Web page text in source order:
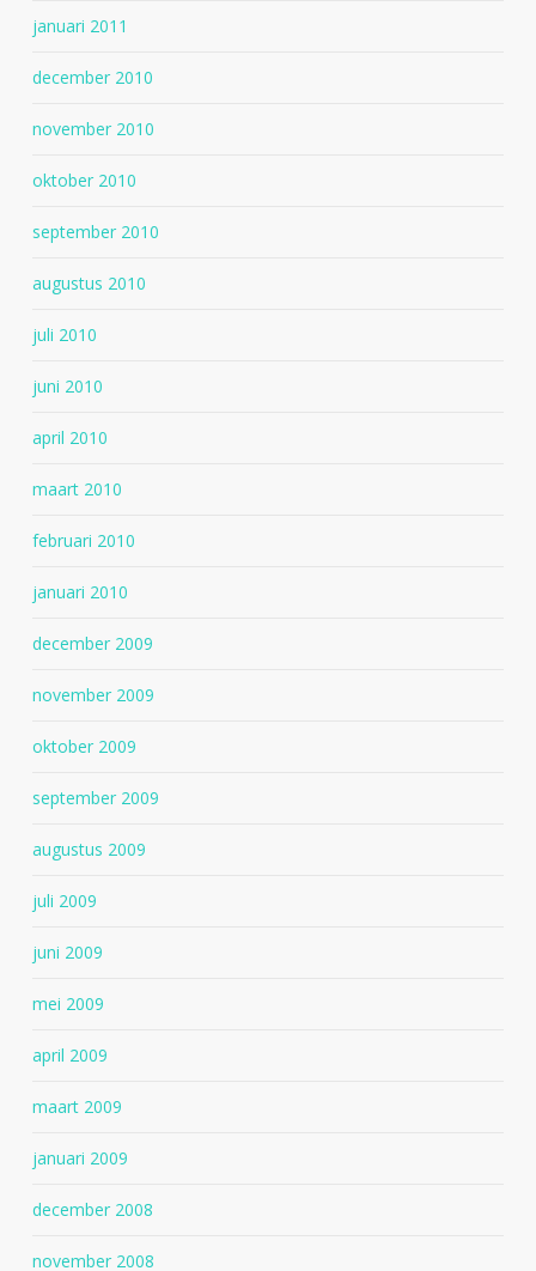
januari 2011
december 2010
november 2010
oktober 2010
september 2010
augustus 2010
juli 2010
juni 2010
april 2010
maart 2010
februari 2010
januari 2010
december 2009
november 2009
oktober 2009
september 2009
augustus 2009
juli 2009
juni 2009
mei 2009
april 2009
maart 2009
januari 2009
december 2008
november 2008